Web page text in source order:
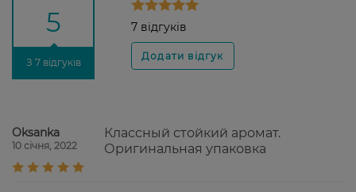
5
З 7 відгуків
7 відгуків
Oksanka
10 січня, 2022
Классный стойкий аромат.
Оригинальная упаковка